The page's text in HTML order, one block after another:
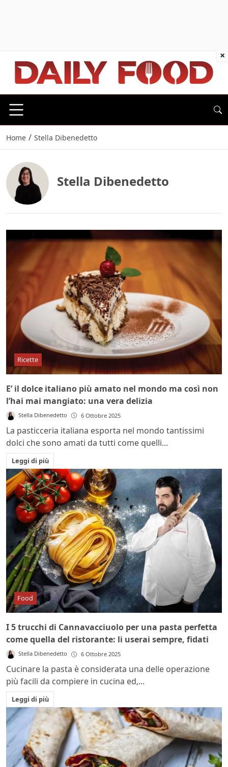
Home / Stella Dibenedetto
Stella Dibenedetto
Ricette
E’ il dolce italiano più amato nel mondo ma così non
l’hai mai mangiato: una vera delizia
Stella Dibenedetto 6 Ottobre 2025
La pasticceria italiana esporta nel mondo tantissimi
dolci che sono amati da tutti come quelli...
Leggi di più
Food
I 5 trucchi di Cannavacciuolo per una pasta perfetta
come quella del ristorante: li userai sempre, fidati
Stella Dibenedetto 6 Ottobre 2025
Cucinare la pasta è considerata una delle operazione
più facili da compiere in cucina ed,...
Leggi di più
×